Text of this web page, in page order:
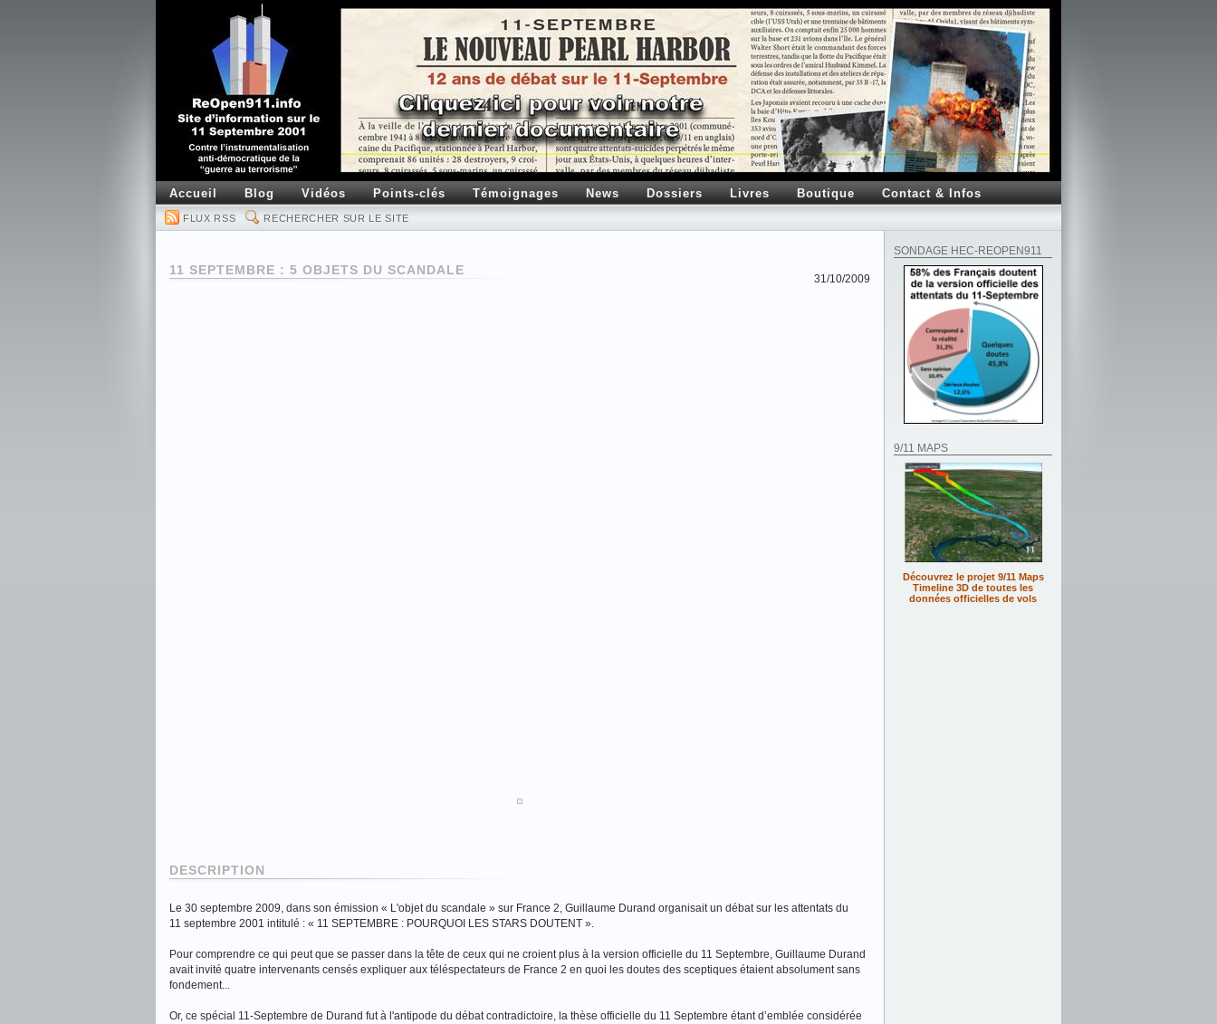
Accueil Blog Vidéos Points-clés Témoignages News Dossiers Livres Boutique Contact & Infos
FLUX RSS RECHERCHER SUR LE SITE
31/10/2009
11 SEPTEMBRE : 5 OBJETS DU SCANDALE
DESCRIPTION
Le 30 septembre 2009, dans son émission « L'objet du scandale » sur France 2, Guillaume Durand organisait un débat sur les attentats du
11 septembre 2001 intitulé : « 11 SEPTEMBRE : POURQUOI LES STARS DOUTENT ».
Pour comprendre ce qui peut que se passer dans la tête de ceux qui ne croient plus à la version officielle du 11 Septembre, Guillaume Durand
avait invité quatre intervenants censés expliquer aux téléspectateurs de France 2 en quoi les doutes des sceptiques étaient absolument sans
fondement...
Or, ce spécial 11-Septembre de Durand fut à l'antipode du débat contradictoire, la thèse officielle du 11 Septembre étant d’emblée considérée
SONDAGE HEC-REOPEN911
9/11 MAPS
Découvrez le projet 9/11 Maps
Timeline 3D de toutes les
données officielles de vols